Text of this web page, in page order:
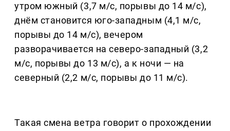
утром южный (3,7 м/с, порывы до 14 м/с),
днём становится юго-западным (4,1 м/с,
порывы до 14 м/с), вечером
разворачивается на северо-западный (3,2
м/с, порывы до 13 м/с), а к ночи — на
северный (2,2 м/с, порывы до 11 м/с).
Такая смена ветра говорит о прохождении